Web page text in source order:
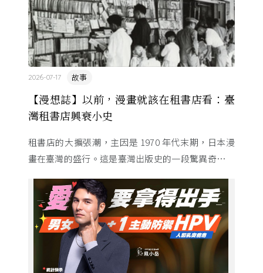
【漫想誌】以前，漫畫就該在租書店看：臺
灣租書店興衰小史
故事
2026-07-17
租書店的大擴張潮，主因是 1970 年代末期，日本漫
畫在臺灣的盛行。這是臺灣出版史的一段驚異奇航。
的協定保護 ...